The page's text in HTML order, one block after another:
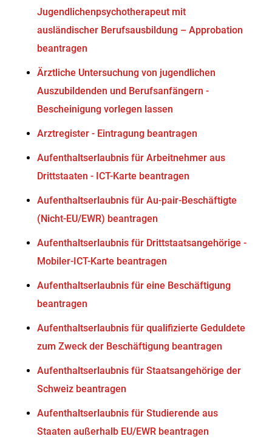
Jugendlichenpsychotherapeut mit
ausländischer Berufsausbildung – Approbation
beantragen
Ärztliche Untersuchung von jugendlichen
Auszubildenden und Berufsanfängern -
Bescheinigung vorlegen lassen
Arztregister - Eintragung beantragen
Aufenthaltserlaubnis für Arbeitnehmer aus
Drittstaaten - ICT-Karte beantragen
Aufenthaltserlaubnis für Au-pair-Beschäftigte
(Nicht-EU/EWR) beantragen
Aufenthaltserlaubnis für Drittstaatsangehörige -
Mobiler-ICT-Karte beantragen
Aufenthaltserlaubnis für eine Beschäftigung
beantragen
Aufenthaltserlaubnis für qualifizierte Geduldete
zum Zweck der Beschäftigung beantragen
Aufenthaltserlaubnis für Staatsangehörige der
Schweiz beantragen
Aufenthaltserlaubnis für Studierende aus
Staaten außerhalb EU/EWR beantragen